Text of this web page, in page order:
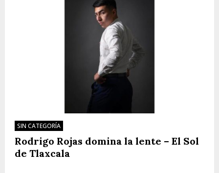
SIN CATEGORÍA
Rodrigo Rojas domina la lente – El Sol
de Tlaxcala